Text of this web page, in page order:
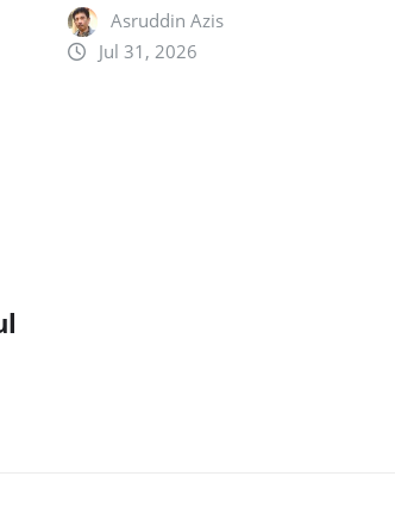
Asruddin Azis
Jul 31, 2026